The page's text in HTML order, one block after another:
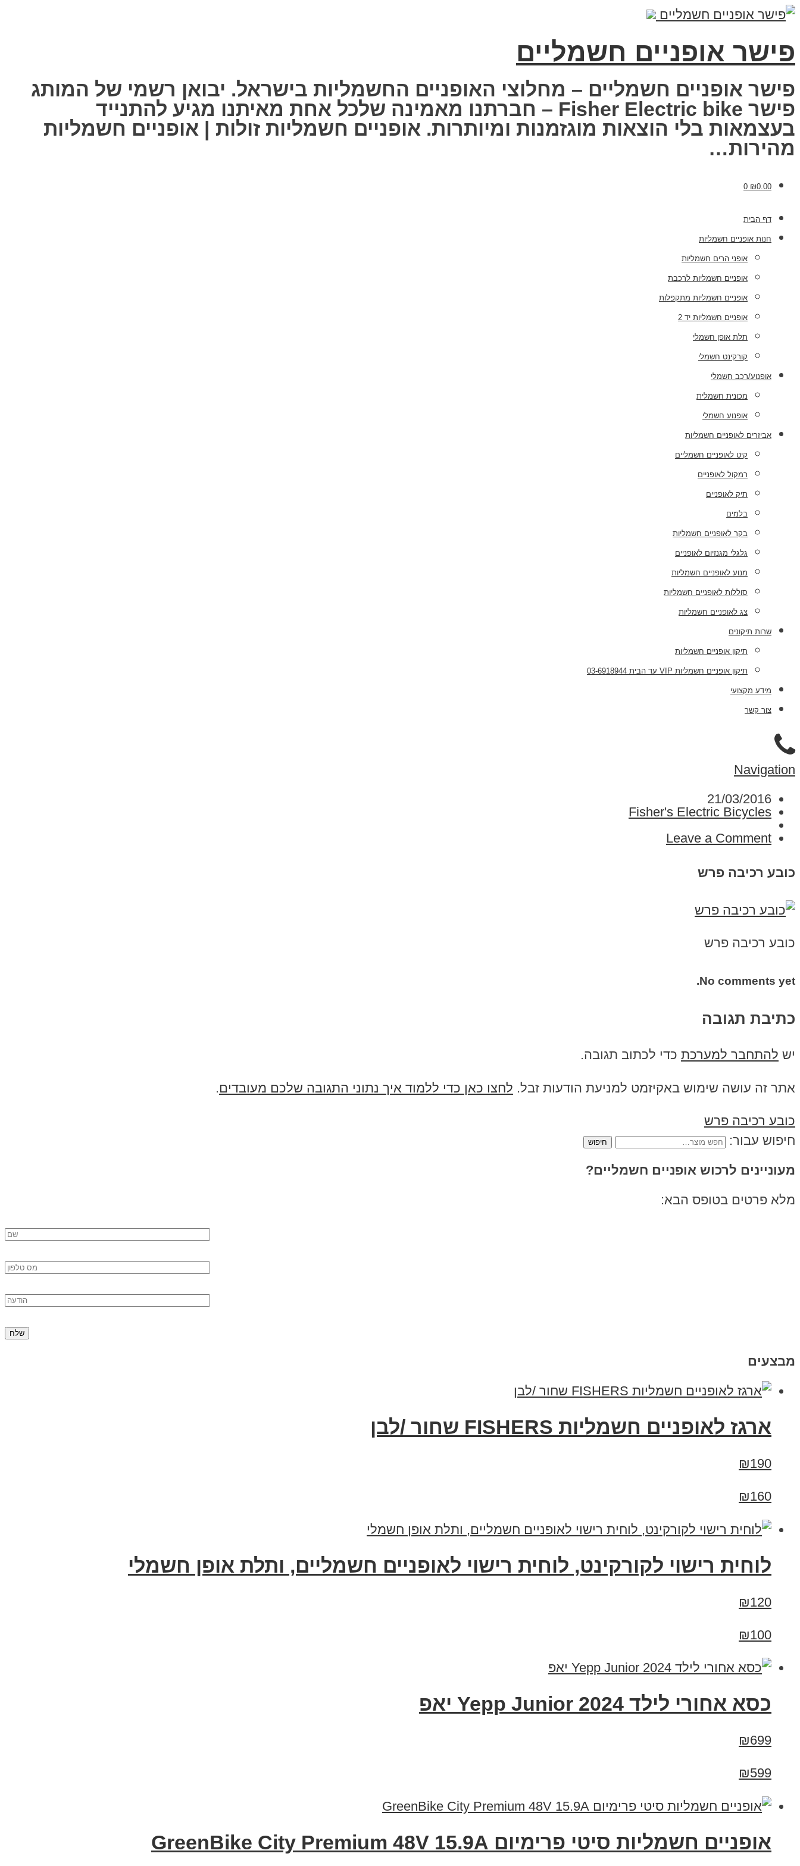
פישר אופניים חשמליים
פישר אופניים חשמליים – מחלוצי האופניים החשמליות בישראל. יבואן רשמי של המותג
פישר Fisher Electric bike – חברתנו מאמינה שלכל אחת מאיתנו מגיע להתנייד
בעצמאות בלי הוצאות מוגזמנות ומיותרות. אופניים חשמליות זולות | אופניים חשמליות
מהירות…
₪0.00
0
דף הבית
חנות אופניים חשמליות
אופני הרים חשמליות
אופניים חשמליות לרכבת
אופניים חשמליות מתקפלות
אופניים חשמליות יד 2
תלת אופן חשמלי
קורקינט חשמלי
אופנוע/רכב חשמלי
מכונית חשמלית
אופנוע חשמלי
אביזרים לאופניים חשמליות
קיט לאופניים חשמליים
רמקול לאופניים
תיק לאופניים
בלמים
בקר לאופניים חשמליות
גלגלי מגנזיום לאופניים
מנוע לאופניים חשמליות
סוללות לאופניים חשמליות
צג לאופניים חשמליות
שרות תיקונים
תיקון אופניים חשמליות
תיקון אופניים חשמליות VIP עד הבית 03-6918944
מידע מקצועי
צור קשר
Navigation
21/03/2016
Fisher's Electric Bicycles
Leave a Comment
כובע רכיבה פרש
כובע רכיבה פרש
No comments yet.
כתיבת תגובה
יש להתחבר למערכת כדי לכתוב תגובה.
אתר זה עושה שימוש באקיזמט למניעת הודעות זבל. לחצו כאן כדי ללמוד איך נתוני התגובה שלכם מעובדים.
כובע רכיבה פרש
חיפוש עבור:
מעוניינים לרכוש אופניים חשמליים?
מלא פרטים בטופס הבא:
מבצעים
ארגז לאופניים חשמליות FISHERS שחור /לבן
₪190
₪160
לוחית רישוי לקורקינט, לוחית רישוי לאופניים חשמליים, ותלת אופן חשמלי
₪120
₪100
כסא אחורי לילד Yepp Junior 2024 יאפ
₪699
₪599
אופניים חשמליות סיטי פרימיום GreenBike City Premium 48V 15.9A